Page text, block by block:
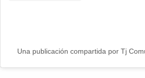
Una publicación compartida por Tj